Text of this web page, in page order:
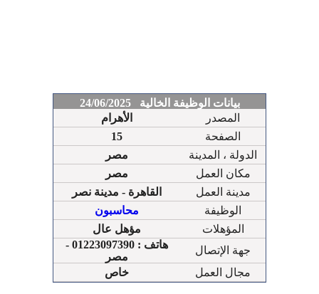
بيانات الوظيفة الخالية 24/06/2025
الأهرام
المصدر
15
الصفحة
مصر
الدولة ، المدينة
مصر
مكان العمل
القاهرة - مدينة نصر
مدينة العمل
محاسبون
الوظيفة
مؤهل عال
المؤهلات
هاتف : 01223097390 -
مصر
جهة الإتصال
خاص
مجال العمل